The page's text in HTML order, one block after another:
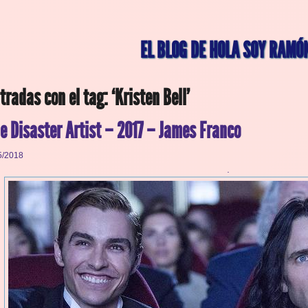
EL BLOG DE HOLA SOY
con el tag: ‘Kristen Bell’
Disaster Artist – 2017 – James Franco
2018